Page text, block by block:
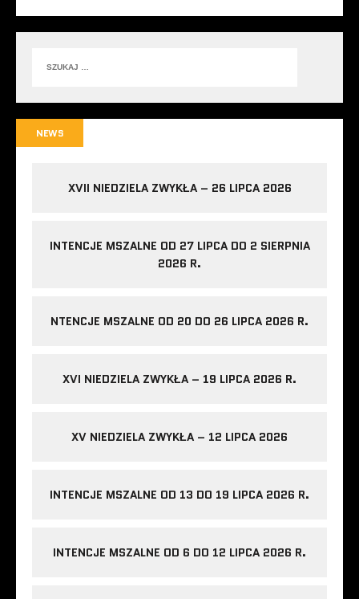
NEWS
XVII NIEDZIELA ZWYKŁA – 26 LIPCA 2026
INTENCJE MSZALNE OD 27 LIPCA DO 2 SIERPNIA
2026 R.
NTENCJE MSZALNE OD 20 DO 26 LIPCA 2026 R.
XVI NIEDZIELA ZWYKŁA – 19 LIPCA 2026 R.
XV NIEDZIELA ZWYKŁA – 12 LIPCA 2026
INTENCJE MSZALNE OD 13 DO 19 LIPCA 2026 R.
INTENCJE MSZALNE OD 6 DO 12 LIPCA 2026 R.